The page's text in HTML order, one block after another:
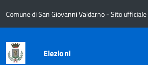
Comune di San Giovanni Valdarno - Sito ufficiale
Elezioni